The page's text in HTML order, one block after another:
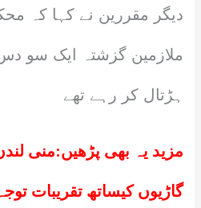
دیگر مقررین نے کہا کہ
ملازمین گزشتہ ایک سو
ہڑتال کر رہے تھے
مزید یہ بھی پڑھیں:منی
گاڑیوں کیساتھ تقریبات